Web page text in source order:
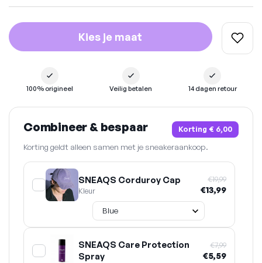
Kies je maat
100% origineel Veilig betalen 14 dagen retour
Combineer & bespaar Korting € 6,00
Korting geldt alleen samen met je sneakeraankoop.
SNEAQS Corduroy Cap
Kleur
€19,99
€13,99
SNEAQS Care Protection
Spray
€7,99
€5,59